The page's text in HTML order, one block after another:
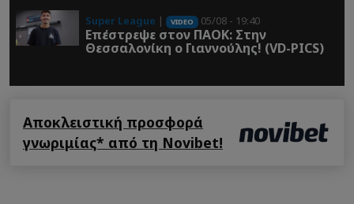
Super League | VIDEO 05/08 - 19:40
Επέστρεψε στον ΠΑOK: Στην
Θεσσαλονίκη ο Γιαννούλης! (VD-PICS)
Αποκλειστική προσφορά
γνωριμίας* από τη Novibet!